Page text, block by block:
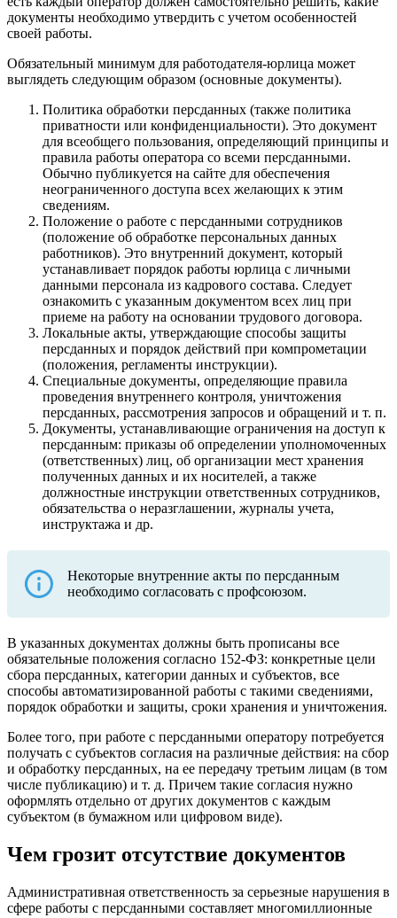
документы необходимо утвердить с учетом особенностей
своей работы.
Обязательный минимум для работодателя-юрлица может
выглядеть следующим образом (основные документы).
Политика обработки персданных (также политика
приватности или конфиденциальности). Это документ
для всеобщего пользования, определяющий принципы и
правила работы оператора со всеми персданными.
Обычно публикуется на сайте для обеспечения
неограниченного доступа всех желающих к этим
сведениям.
Положение о работе с персданными сотрудников
(положение об обработке персональных данных
работников). Это внутренний документ, который
устанавливает порядок работы юрлица с личными
данными персонала из кадрового состава. Следует
ознакомить с указанным документом всех лиц при
приеме на работу на основании трудового договора.
Локальные акты, утверждающие способы защиты
персданных и порядок действий при компрометации
(положения, регламенты инструкции).
Специальные документы, определяющие правила
проведения внутреннего контроля, уничтожения
персданных, рассмотрения запросов и обращений и т. п.
Документы, устанавливающие ограничения на доступ к
персданным: приказы об определении уполномоченных
(ответственных) лиц, об организации мест хранения
полученных данных и их носителей, а также
должностные инструкции ответственных сотрудников,
обязательства о неразглашении, журналы учета,
инструктажа и др.
Некоторые внутренние акты по персданным
необходимо согласовать с профсоюзом.
В указанных документах должны быть прописаны все
обязательные положения согласно 152-ФЗ: конкретные цели
сбора персданных, категории данных и субъектов, все
способы автоматизированной работы с такими сведениями,
порядок обработки и защиты, сроки хранения и уничтожения.
Более того, при работе с персданными оператору потребуется
получать с субъектов согласия на различные действия: на сбор
и обработку персданных, на ее передачу третьим лицам (в том
числе публикацию) и т. д. Причем такие согласия нужно
оформлять отдельно от других документов с каждым
субъектом (в бумажном или цифровом виде).
Чем грозит отсутствие документов
Административная ответственность за серьезные нарушения в
сфере работы с персданными составляет многомиллионные